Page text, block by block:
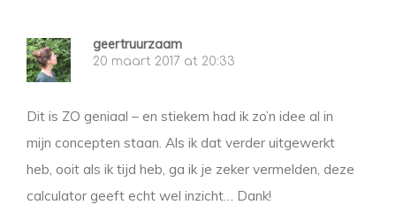
geertruurzaam
20 maart 2017 at 20:33
Dit is ZO geniaal – en stiekem had ik zo’n idee al in
mijn concepten staan. Als ik dat verder uitgewerkt
heb, ooit als ik tijd heb, ga ik je zeker vermelden, deze
calculator geeft echt wel inzicht… Dank!